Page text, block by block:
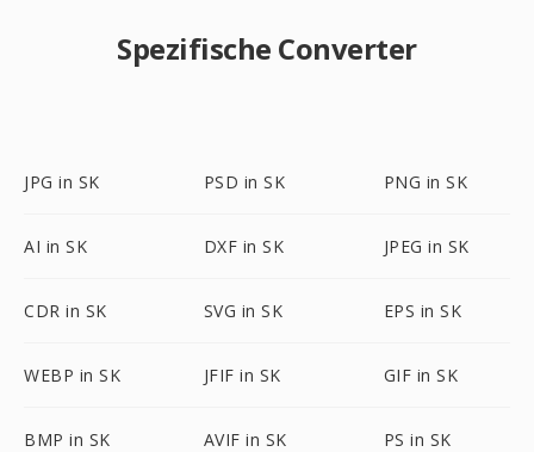
Spezifische Converter
JPG in SK PSD in SK PNG in SK
AI in SK DXF in SK JPEG in SK
CDR in SK SVG in SK EPS in SK
WEBP in SK JFIF in SK GIF in SK
BMP in SK AVIF in SK PS in SK